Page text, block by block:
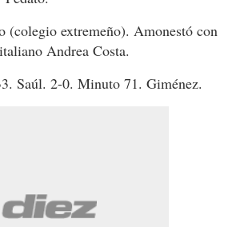
extremeño). Amonestó con
Andrea Costa.
Saúl. 2-0. Minuto 71. Giménez.